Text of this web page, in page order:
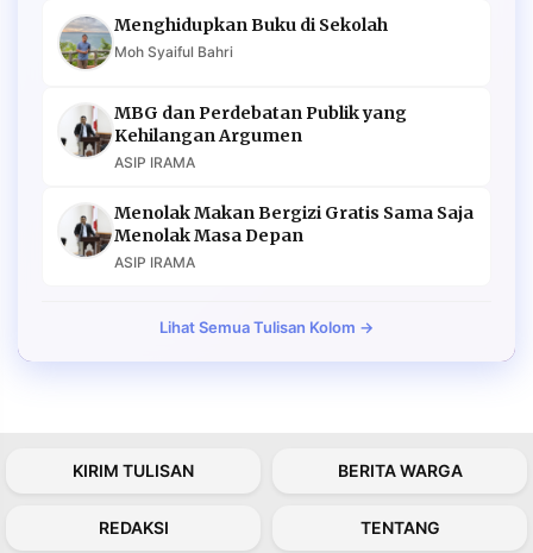
Menghidupkan Buku di Sekolah
Moh Syaiful Bahri
MBG dan Perdebatan Publik yang
Kehilangan Argumen
ASIP IRAMA
Menolak Makan Bergizi Gratis Sama Saja
Menolak Masa Depan
ASIP IRAMA
Lihat Semua Tulisan Kolom →
KIRIM TULISAN BERITA WARGA
REDAKSI TENTANG